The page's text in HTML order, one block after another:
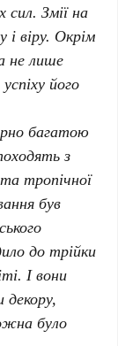
сил. Змії на
і віру. Окрім
не лише
його
багатою
з
та тропічної
був
до трійки
І вони
декору,
було